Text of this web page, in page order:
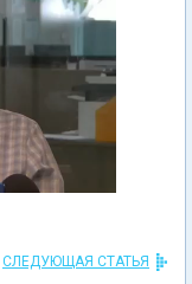
СЛЕДУЮЩАЯ СТАТЬЯ